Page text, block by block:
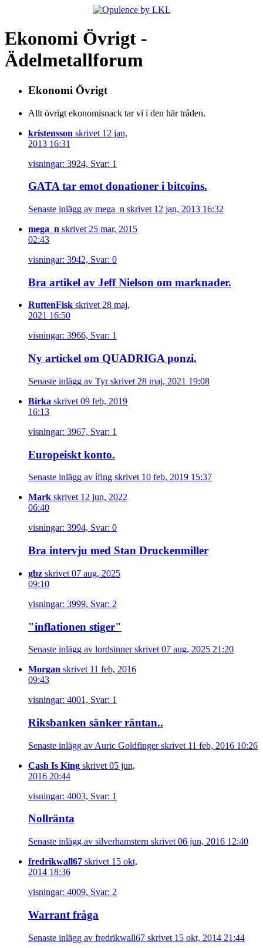
Ekonomi Övrigt -
Ädelmetallforum
Ekonomi Övrigt
Allt övrigt ekonomisnack tar vi i den här tråden.
kristensson skrivet 12 jan,
2013 16:31
visningar: 3924, Svar: 1
GATA tar emot donationer i bitcoins.
Senaste inlägg av mega_n skrivet 12 jan, 2013 16:32
mega_n skrivet 25 mar, 2015
02:43
visningar: 3942, Svar: 0
Bra artikel av Jeff Nielson om marknader.
RuttenFisk skrivet 28 maj,
2021 16:50
visningar: 3966, Svar: 1
Ny artickel om QUADRIGA ponzi.
Senaste inlägg av Tyr skrivet 28 maj, 2021 19:08
Birka skrivet 09 feb, 2019
16:13
visningar: 3967, Svar: 1
Europeiskt konto.
Senaste inlägg av ífing skrivet 10 feb, 2019 15:37
Mark skrivet 12 jun, 2022
06:40
visningar: 3994, Svar: 0
Bra intervju med Stan Druckenmiller
gbz skrivet 07 aug, 2025
09:10
visningar: 3999, Svar: 2
"inflationen stiger"
Senaste inlägg av lordsinner skrivet 07 aug, 2025 21:20
Morgan skrivet 11 feb, 2016
09:43
visningar: 4001, Svar: 1
Riksbanken sänker räntan..
Senaste inlägg av Auric Goldfinger skrivet 11 feb, 2016 10:26
Cash Is King skrivet 05 jun,
2016 20:44
visningar: 4003, Svar: 1
Nollränta
Senaste inlägg av silverhamstern skrivet 06 jun, 2016 12:40
fredrikwall67 skrivet 15 okt,
2014 18:36
visningar: 4009, Svar: 2
Warrant fråga
Senaste inlägg av fredrikwall67 skrivet 15 okt, 2014 21:44